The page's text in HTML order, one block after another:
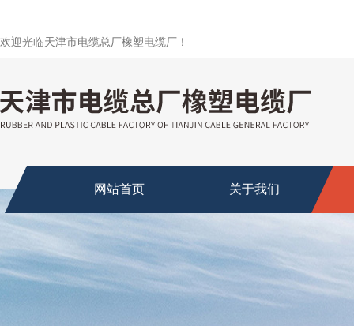
欢迎光临天津市电缆总厂橡塑电缆厂！
网站首页 关于我们